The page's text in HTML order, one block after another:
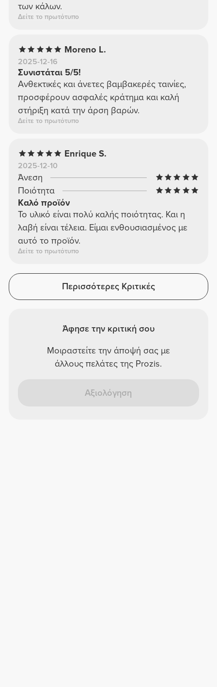
των κάλων.
Δείτε το πρωτότυπο
Moreno L.
2025-12-16
Συνιστάται 5/5!
Ανθεκτικές και άνετες βαμβακερές ταινίες,
προσφέρουν ασφαλές κράτημα και καλή
στήριξη κατά την άρση βαρών.
Δείτε το πρωτότυπο
Enrique S.
2025-12-10
Άνεση
Ποιότητα
Καλό προϊόν
Το υλικό είναι πολύ καλής ποιότητας. Και η
λαβή είναι τέλεια. Είμαι ενθουσιασμένος με
αυτό το προϊόν.
Δείτε το πρωτότυπο
Περισσότερες Κριτικές
Άφησε την κριτική σου
Μοιραστείτε την άποψή σας με
άλλους πελάτες της Prozis.
Αξιολόγηση